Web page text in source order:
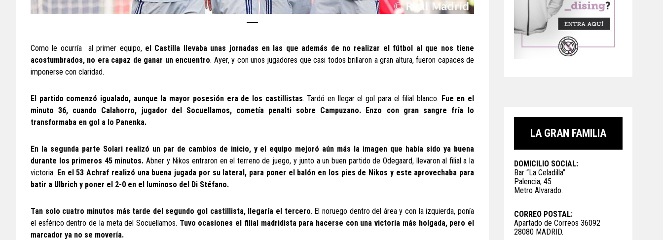
Como le ocurría al primer equipo,el Castilla llevaba unas jornadas en las que además de no realizar el fútbol al que nos tiene
acostumbrados, no era capaz de ganar un encuentro. Ayer, y con unos jugadores que casi todos brillaron a gran altura, fueron capaces de
imponerse con claridad.
El partido comenzó igualado, aunque la mayor posesión era de los castillistas. Tardó en llegar el gol para el filial blanco. Fue en el
minuto 36, cuando Calahorro, jugador del Socuellamos, cometía penalti sobre Campuzano. Enzo con gran sangre fría lo
transformaba en gol a lo Panenka.
En la segunda parte Solari realizó un par de cambios de inicio, y el equipo mejoró aún más la imagen que había sido ya buena
durante los primeros 45 minutos. Abner y Nikos entraron en el terreno de juego, y junto a un buen partido de Odegaard, llevaron al filial a la
victoria. En el 53 Achraf realizó una buena jugada por su lateral, para poner el balón en los pies de Nikos y este aprovechaba para
batir a Ulbrich y poner el 2-0 en el luminoso del Di Stéfano.
Tan solo cuatro minutos más tarde del segundo gol castillista, llegaría el tercero. El noruego dentro del área y con la izquierda, ponía
el esférico dentro de la meta del Socuellamos. Tuvo ocasiones el filial madridista para hacerse con una victoria más holgada, pero el
marcador ya no se movería.
LA GRAN FAMILIA
DOMICILIO SOCIAL:
Bar “La Celadilla”
Palencia, 45
Metro Alvarado.
CORREO POSTAL:
Apartado de Correos 36092
28080 MADRID.